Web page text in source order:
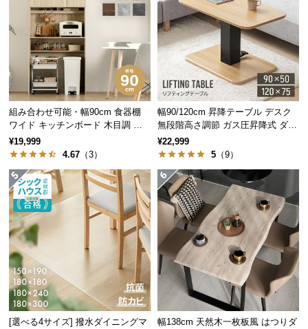
規
約
に
つ
い
て
お
サ
ポ
ー
ト
お
強度に優れたスチール脚
ベースと脚には強度と耐久性に優れたスチールを採
用。キズや錆に強く、頑丈な造りで安全にご使用頂
けます。
組み合わせ可能・幅90cm 食器棚
ワイド キッチンボード 木目調 レ
イアウト自在
¥19,999
4.67 （3）
幅90/120cm 昇降テーブル デスク
無段階高さ調節 ガス圧昇降式 ダイ
ニング 高さ55~70cm
¥22,999
5 （9）
[選べる4サイズ] 撥水ダイニングマ
幅138cm 天然木一枚板風 はつりダ